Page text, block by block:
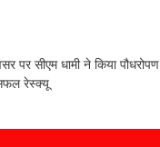
सीएम धामी ने किया पौधरोपण
रेस्क्यू